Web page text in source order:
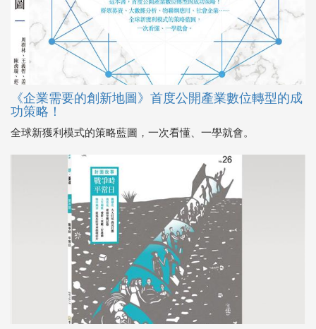
《企業需要的創新地圖》首度公開產業數位轉型的成
功策略！
全球新獲利模式的策略藍圖，一次看懂、一學就會。